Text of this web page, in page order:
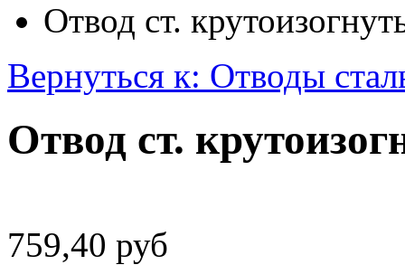
Отвод ст.
Вернуться к: Отводы
Отвод ст.
759,40 руб